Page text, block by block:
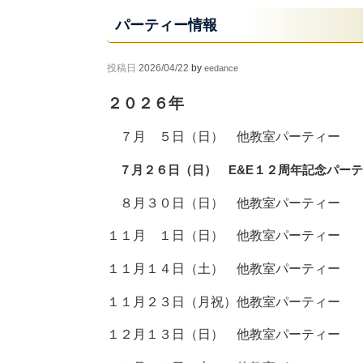
パーティー情報
投稿日 2026/04/22 by eedance
２０２６年
７月 ５日（日） 他教室パーティー
７月２６日（日） E&E１２周年記念パー
８月３０日（日） 他教室パーティー
１１月 １日（日） 他教室パーティー
１１月１４日（土） 他教室パーティー
１１月２３日（月祝）他教室パーティー
１２月１３日（日） 他教室パーティー